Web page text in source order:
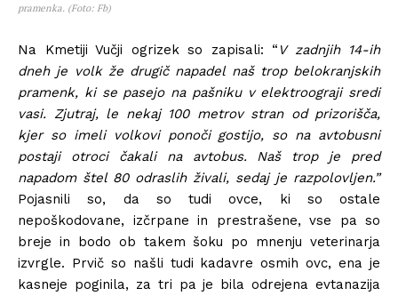
pramenka. (Foto: Fb)
Na Kmetiji Vučji ogrizek so zapisali: “ V zadnjih 14-ih
dneh je volk že drugič napadel naš trop belokranjskih
pramenk, ki se pasejo na pašniku v elektroograji sredi
vasi. Zjutraj, le nekaj 100 metrov stran od prizorišča,
kjer so imeli volkovi ponoči gostijo, so na avtobusni
postaji otroci čakali na avtobus. Naš trop je pred
napadom štel 80 odraslih živali, sedaj je razpolovljen.”
Pojasnili so, da so tudi ovce, ki so ostale
nepoškodovane, izčrpane in prestrašene, vse pa so
breje in bodo ob takem šoku po mnenju veterinarja
izvrgle. Prvič so našli tudi kadavre osmih ovc, ena je
kasneje poginila, za tri pa je bila odrejena evtanazija